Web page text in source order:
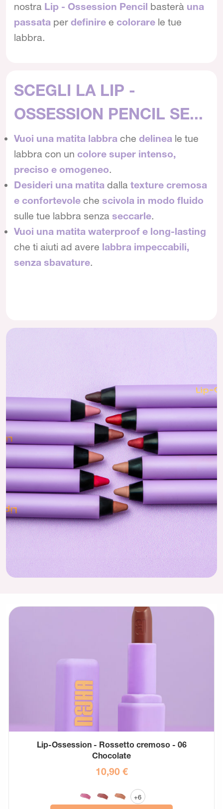
nostra Lip - Ossession Pencil basterà una
passata per definire e colorare le tue
labbra.
SCEGLI LA LIP -
OSSESSION PENCIL SE...
Vuoi una matita labbra che delinea le tue
labbra con un colore super intenso,
preciso e omogeneo.
Desideri una matita dalla texture cremosa
e confortevole che scivola in modo fluido
sulle tue labbra senza seccarle.
Vuoi una matita waterproof e long-lasting
che ti aiuti ad avere labbra impeccabili,
senza sbavature.
Lip-Ossession - Rossetto cremoso - 06
Chocolate
10,90 €
+6